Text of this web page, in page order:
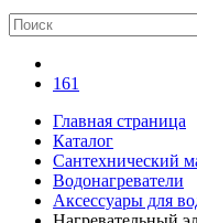
161
Главная страница
Каталог
Сантехнический
Водонагреватели
Аксессуары для